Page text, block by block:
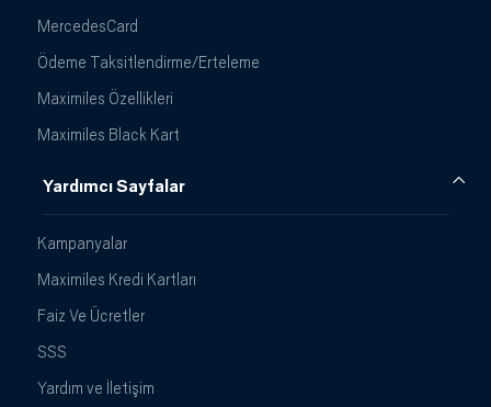
MercedesCard
Ödeme Taksitlendirme/Erteleme
Maximiles Özellikleri
Maximiles Black Kart
Yardımcı Sayfalar
Kampanyalar
Maximiles Kredi Kartları
Faiz Ve Ücretler
SSS
Yardım ve İletişim